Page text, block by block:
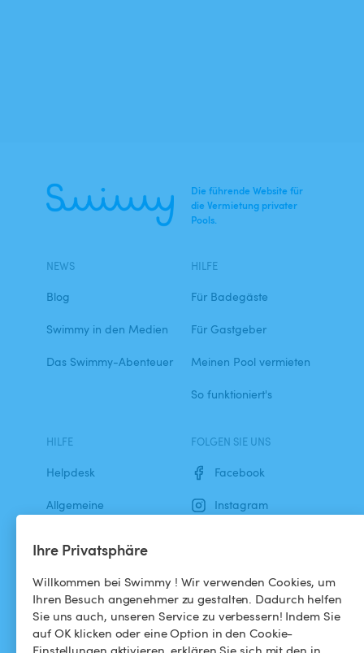
Ihre Privatsphäre
Willkommen bei Swimmy ! Wir verwenden Cookies, um
Ihren Besuch angenehmer zu gestalten. Dadurch helfen
Sie uns auch, unseren Service zu verbessern! Indem Sie
auf OK klicken oder eine Option in den Cookie-
Einstellungen aktivieren, erklären Sie sich mit den in
Die führende Website für
die Vermietung privater
Pools.
NEWS
Blog
Swimmy in den Medien
Das Swimmy-Abenteuer
HILFE
Für Badegäste
Für Gastgeber
Meinen Pool vermieten
So funktioniert's
HILFE
Helpdesk
Allgemeine
Datenschutzbestimmungen
Impressums
FOLGEN SIE UNS
Facebook
Instagram